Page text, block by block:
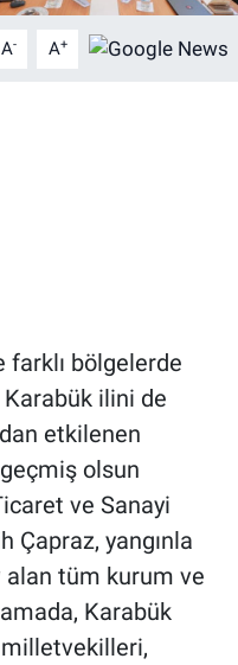
A- A+
bölgelerde
Karabük ilini de
etkilenen
olsun
ve Sanayi
Çapraz, yangınla
tüm kurum ve
Karabük